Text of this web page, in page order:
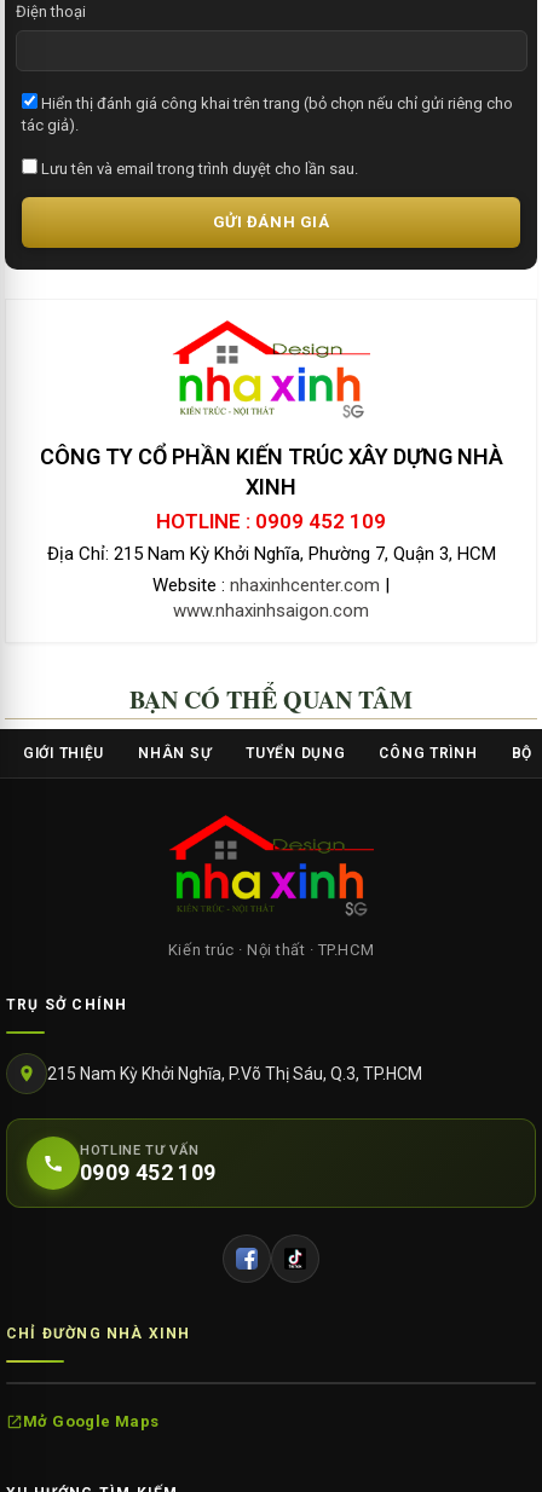
Điện thoại
Hiển thị đánh giá công khai trên trang (bỏ chọn nếu chỉ gửi riêng cho
tác giả).
Lưu tên và email trong trình duyệt cho lần sau.
GỬI ĐÁNH GIÁ
CÔNG TY CỔ PHẦN KIẾN TRÚC XÂY DỰNG NHÀ
XINH
HOTLINE : 0909 452 109
Địa Chỉ: 215 Nam Kỳ Khởi Nghĩa, Phường 7, Quận 3, HCM
Website : nhaxinhcenter.com |
www.nhaxinhsaigon.com
BẠN CÓ THỂ QUAN TÂM
GIỚI THIỆU NHÂN SỰ TUYỂN DỤNG CÔNG TRÌNH BỘ
Kiến trúc · Nội thất · TP.HCM
TRỤ SỞ CHÍNH
215 Nam Kỳ Khởi Nghĩa, P.Võ Thị Sáu, Q.3, TP.HCM
HOTLINE TƯ VẤN
0909 452 109
CHỈ ĐƯỜNG NHÀ XINH
Mở Google Maps